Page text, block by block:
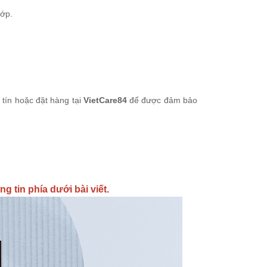
hoặc đặt hàng tại VietCare84để được đảm bảo
tin phía dưới bài viết.